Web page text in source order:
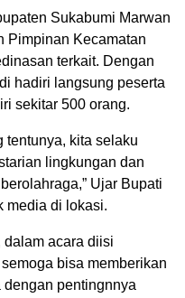
Sukabumi Marwan
Pimpinan Kecamatan
terkait. Dengan
hadiri langsung peserta
sekitar 500 orang.
tentunya, kita selaku
lingkungan dan
Ujar Bupati
media di lokasi.
acara diisi
bisa memberikan
pentingnnya